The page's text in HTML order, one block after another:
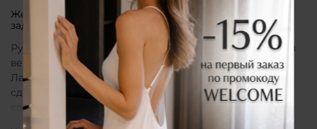
Женская рубашка кимоно от бренда CLÓ, которая
задает тон всему образу
Рубашка кимоно CLÓ рассматривается как утонченная
вещь, воплощающая эстетику мягкой женственности.
Лаконичный крой, деликатные материалы и
сдержанная палитра создают образ, в котором
сочетаются особая нежность белья и элегантная
непринужденность кимоно. Такая рубашка не